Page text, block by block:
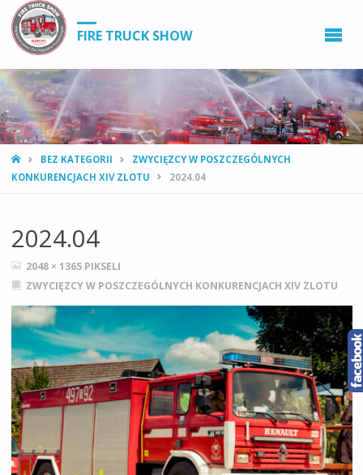
FIRE TRUCK SHOW
STRONA
GŁÓWNA
BEZ KATEGORII
ZWYCIĘZCY W POSZCZEGÓLNYCH
KONKURENCJACH XIV ZLOTU
2024.04
2024.04
PEŁNY
ROZMIAR
2048 × 1365 PIKSELI
ZWYCIĘZCY W POSZCZEGÓLNYCH KONKURENCJACH XIV ZLOTU